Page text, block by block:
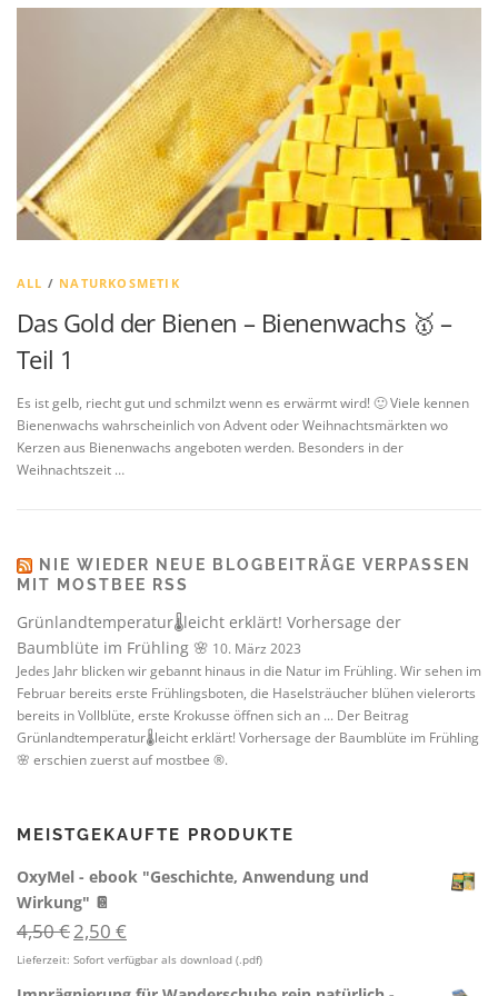
ALL / NATURKOSMETIK
Das Gold der Bienen – Bienenwachs 🥇 –
Teil 1
Es ist gelb, riecht gut und schmilzt wenn es erwärmt wird! 🙂 Viele kennen
Bienenwachs wahrscheinlich von Advent oder Weihnachtsmärkten wo
Kerzen aus Bienenwachs angeboten werden. Besonders in der
Weihnachtszeit …
NIE WIEDER NEUE BLOGBEITRÄGE VERPASSEN
MIT MOSTBEE RSS
Grünlandtemperatur🌡️leicht erklärt! Vorhersage der
Baumblüte im Frühling 🌸 10. März 2023
Jedes Jahr blicken wir gebannt hinaus in die Natur im Frühling. Wir sehen im
Februar bereits erste Frühlingsboten, die Haselsträucher blühen vielerorts
bereits in Vollblüte, erste Krokusse öffnen sich an ... Der Beitrag
Grünlandtemperatur🌡️leicht erklärt! Vorhersage der Baumblüte im Frühling
🌸 erschien zuerst auf mostbee ®.
MEISTGEKAUFTE PRODUKTE
OxyMel - ebook "Geschichte, Anwendung und
Wirkung" 📔
4,50€ U
r
s
p
2,50 €
k
t
u
Lieferzeit: Sofort verfügbar als download (.pdf)